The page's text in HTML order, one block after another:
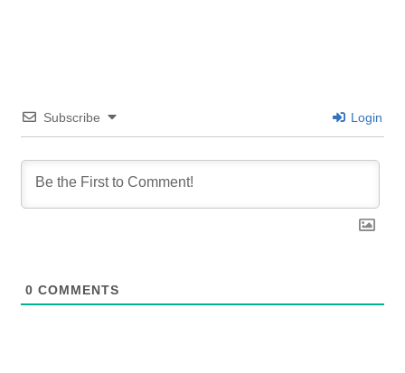
Subscribe Login
0 COMMENTS